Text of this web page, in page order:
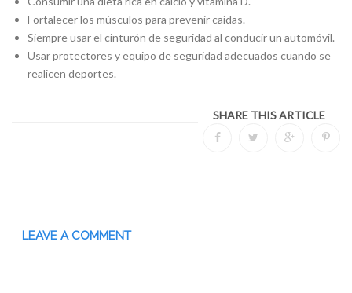
Fortalecer los músculos para prevenir caídas.
Siempre usar el cinturón de seguridad al conducir un automóvil.
Usar protectores y equipo de seguridad adecuados cuando se
realicen deportes.
SHARE THIS ARTICLE
LEAVE A COMMENT